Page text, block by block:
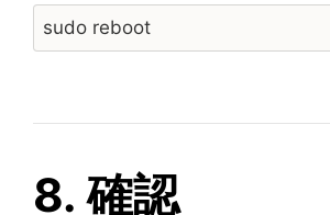
sudo reboot
8. 確認